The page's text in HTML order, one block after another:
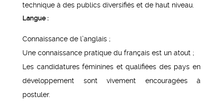
technique à des publics diversifiés et de haut niveau.
Langue :
Connaissance de l’anglais ;
Une connaissance pratique du français est un atout ;
Les candidatures féminines et qualifiées des pays en
développement sont vivement encouragées à
postuler.